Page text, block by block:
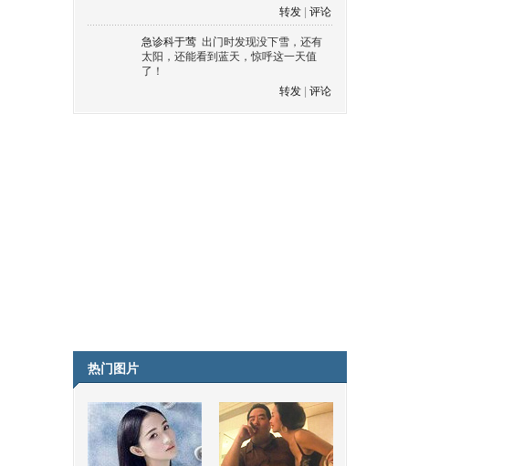
转发
评论
急诊科于莺 出门时发现没下雪，还有
太阳，还能看到蓝天，惊呼这一天值
了！
转发
评论
热门图片